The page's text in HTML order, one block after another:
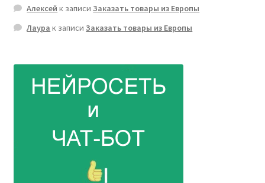
Алексей к записиЗаказать товары из Европы
Лаура к записиЗаказать товары из Европы